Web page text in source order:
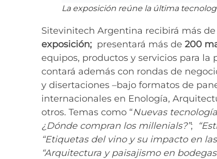
La exposición reúne la última
Sitevinitech Argentina recibirá más de
exposición; presentará más de 200
equipos, productos y servicios para
contará además con rondas de
y disertaciones –bajo formatos de
internacionales en Enología,
otros. Temas como “Nuevas
¿Dónde compran los millenials?”;
“Etiquetas del vino y su impacto en
“Arquitectura y paisajismo en